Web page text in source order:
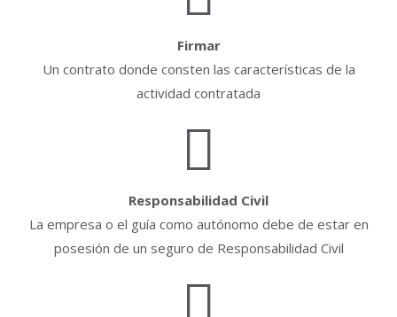
Firmar
Un contrato donde consten las características de la
actividad contratada
Responsabilidad Civil
La empresa o el guía como autónomo debe de estar en
posesión de un seguro de Responsabilidad Civil